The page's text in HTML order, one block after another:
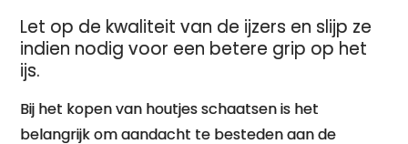
Let op de kwaliteit van de ijzers en slijp ze
indien nodig voor een betere grip op het
ijs.
Bij het kopen van houtjes schaatsen is het
belangrijk om aandacht te besteden aan de